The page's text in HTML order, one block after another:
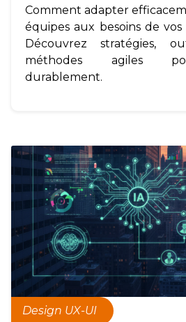
Comment adapter
équipes aux besoins de
Découvrez stratégies,
méthodes agiles
durablement.
Design UX-UI